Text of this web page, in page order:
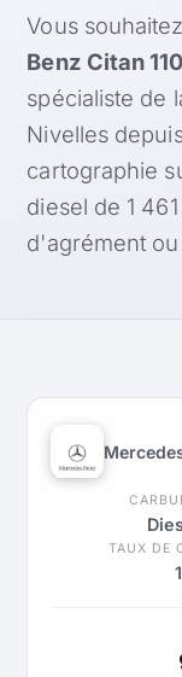
Vous
Benz Citan
spécialiste de
Nivelles
cartographie
diesel de 1
d'agrément
TAUX DE